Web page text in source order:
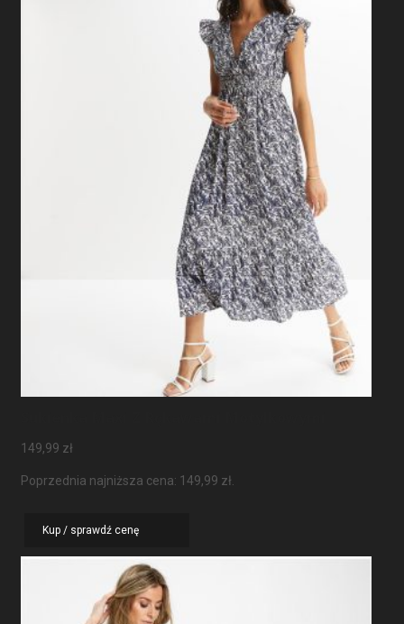
149,99 zł
Poprzednia najniższa cena: 149,99 zł
Kup / sprawdź cenę